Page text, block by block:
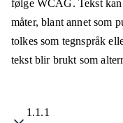
følge WCAG. Tekst kan
måter, blant annet som
tolkes som tegnspråk
tekst blir brukt som
1.1.1